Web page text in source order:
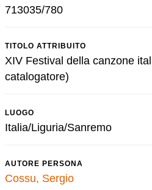
713035/780
TITOLO ATTRIBUITO
XIV Festival della canzone
catalogatore)
LUOGO
Italia/Liguria/Sanremo
AUTORE PERSONA
Cossu, Sergio